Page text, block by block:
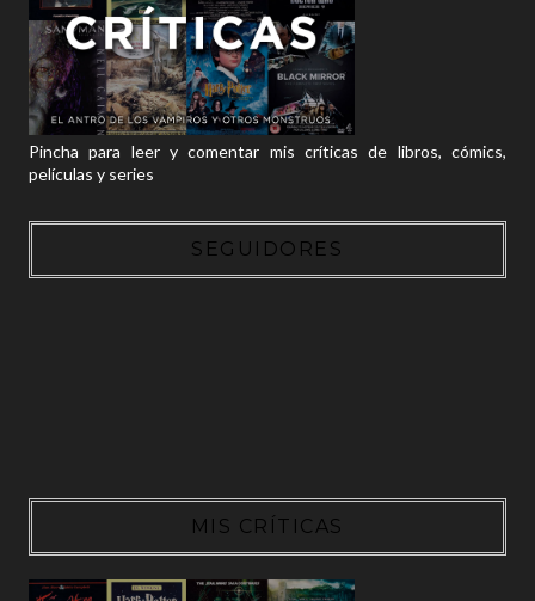
Pincha para leer y comentar mis críticas de libros, cómics,
películas y series
SEGUIDORES
MIS CRÍTICAS